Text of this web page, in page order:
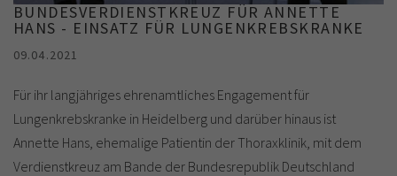
BUNDESVERDIENSTKREUZ FÜR ANNETTE
HANS - EINSATZ FÜR LUNGENKREBSKRANKE
09.04.2021
Für ihr langjähriges ehrenamtliches Engagement für
Lungenkrebskranke in Heidelberg und darüber hinaus ist
Annette Hans, ehemalige Patientin der Thoraxklinik, mit dem
Verdienstkreuz am Bande der Bundesrepublik Deutschland